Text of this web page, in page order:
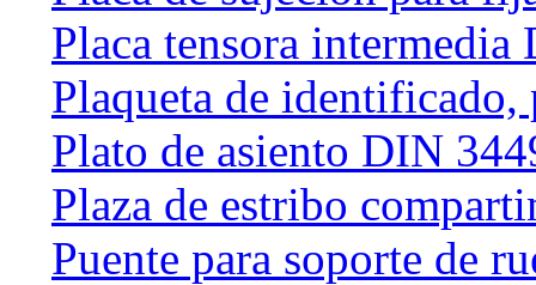
Placa tensora intermedia
Plaqueta de identificado,
Plato de asiento DIN
Plaza de estribo
Puente para soporte de